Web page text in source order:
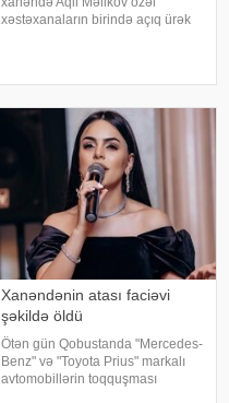
xəstəxanaların birində açıq ürək
verib. Onun sözlərinə görə, atasını
Xanəndənin atası faciəvi
şəkildə öldü
Ötən gün Qobustanda "Mercedes-
Benz" və "Toyota Prius" markalı
avtomobillərin toqquşması